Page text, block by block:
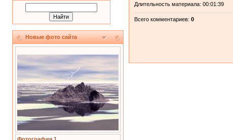
Новые фото сайта
Длительность материала: 00:01:39
Всего комментариев: 0